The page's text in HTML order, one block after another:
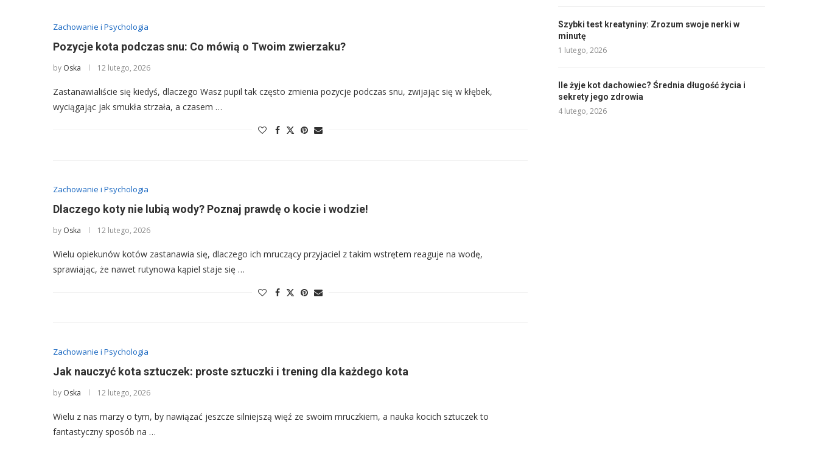
Zachowanie i Psychologia
Pozycje kota podczas snu: Co mówią o Twoim zwierzaku?
by Oska 12 lutego, 2026
Zastanawialiście się kiedyś, dlaczego Wasz pupil tak często zmienia pozycje podczas snu, zwijając się w kłębek,
wyciągając jak smukła strzała, a czasem …
Zachowanie i Psychologia
Dlaczego koty nie lubią wody? Poznaj prawdę o kocie i wodzie!
by Oska 12 lutego, 2026
Wielu opiekunów kotów zastanawia się, dlaczego ich mruczący przyjaciel z takim wstrętem reaguje na wodę,
sprawiając, że nawet rutynowa kąpiel staje się …
Zachowanie i Psychologia
Jak nauczyć kota sztuczek: proste sztuczki i trening dla każdego kota
by Oska 12 lutego, 2026
Wielu z nas marzy o tym, by nawiązać jeszcze silniejszą więź ze swoim mruczkiem, a nauka kocich sztuczek to
fantastyczny sposób na …
Szybki test kreatyniny: Zrozum swoje nerki w
minutę
1 lutego, 2026
Ile żyje kot dachowiec? Średnia długość życia i
sekrety jego zdrowia
4 lutego, 2026